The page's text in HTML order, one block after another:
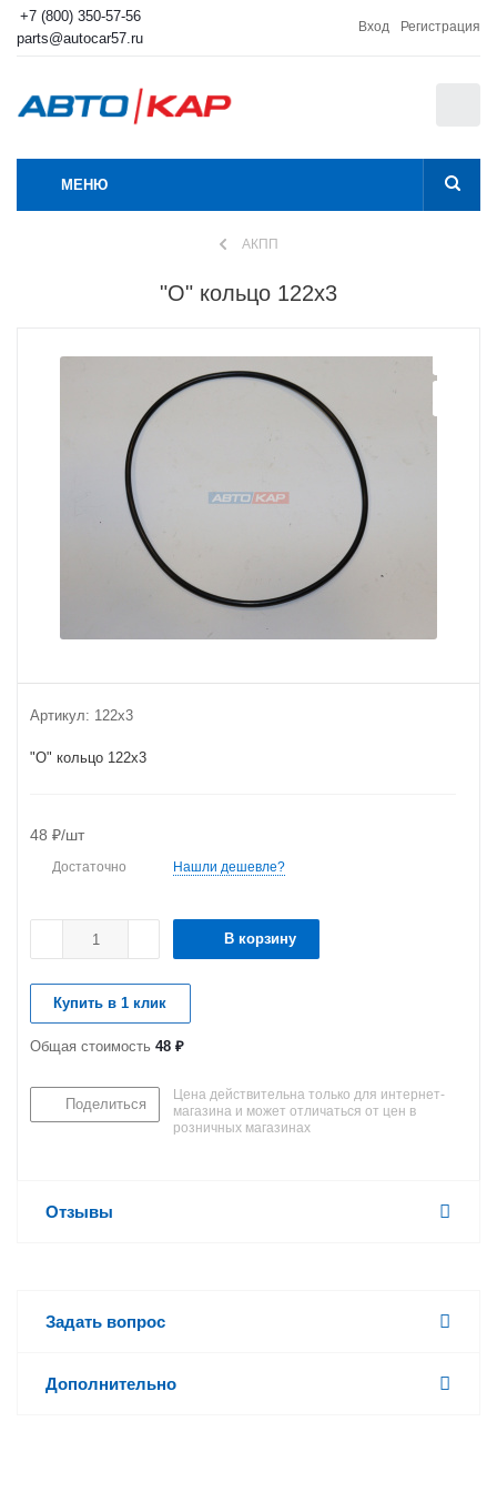
+7 (800) 350-57-56
parts@autocar57.ru
Вход Регистрация
МЕНЮ
АКПП
"О" кольцо 122х3
Артикул: 122х3
"О" кольцо 122х3
48 ₽/шт
Достаточно Нашли дешевле?
В корзину
Купить в 1 клик
Общая стоимость 48 ₽
Поделиться
Цена действительна только для интернет-
магазина и может отличаться от цен в
розничных магазинах
Отзывы
Задать вопрос
Дополнительно